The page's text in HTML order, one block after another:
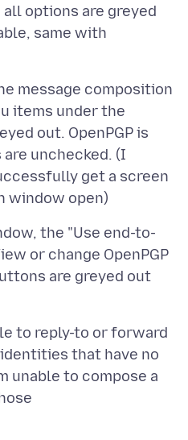
options are greyed
same with
message composition
items under the
out. OpenPGP is
unchecked. (I
get a screen
the "Use end-to-
or change OpenPGP
are greyed out
to reply-to or forward
that have no
unable to compose a